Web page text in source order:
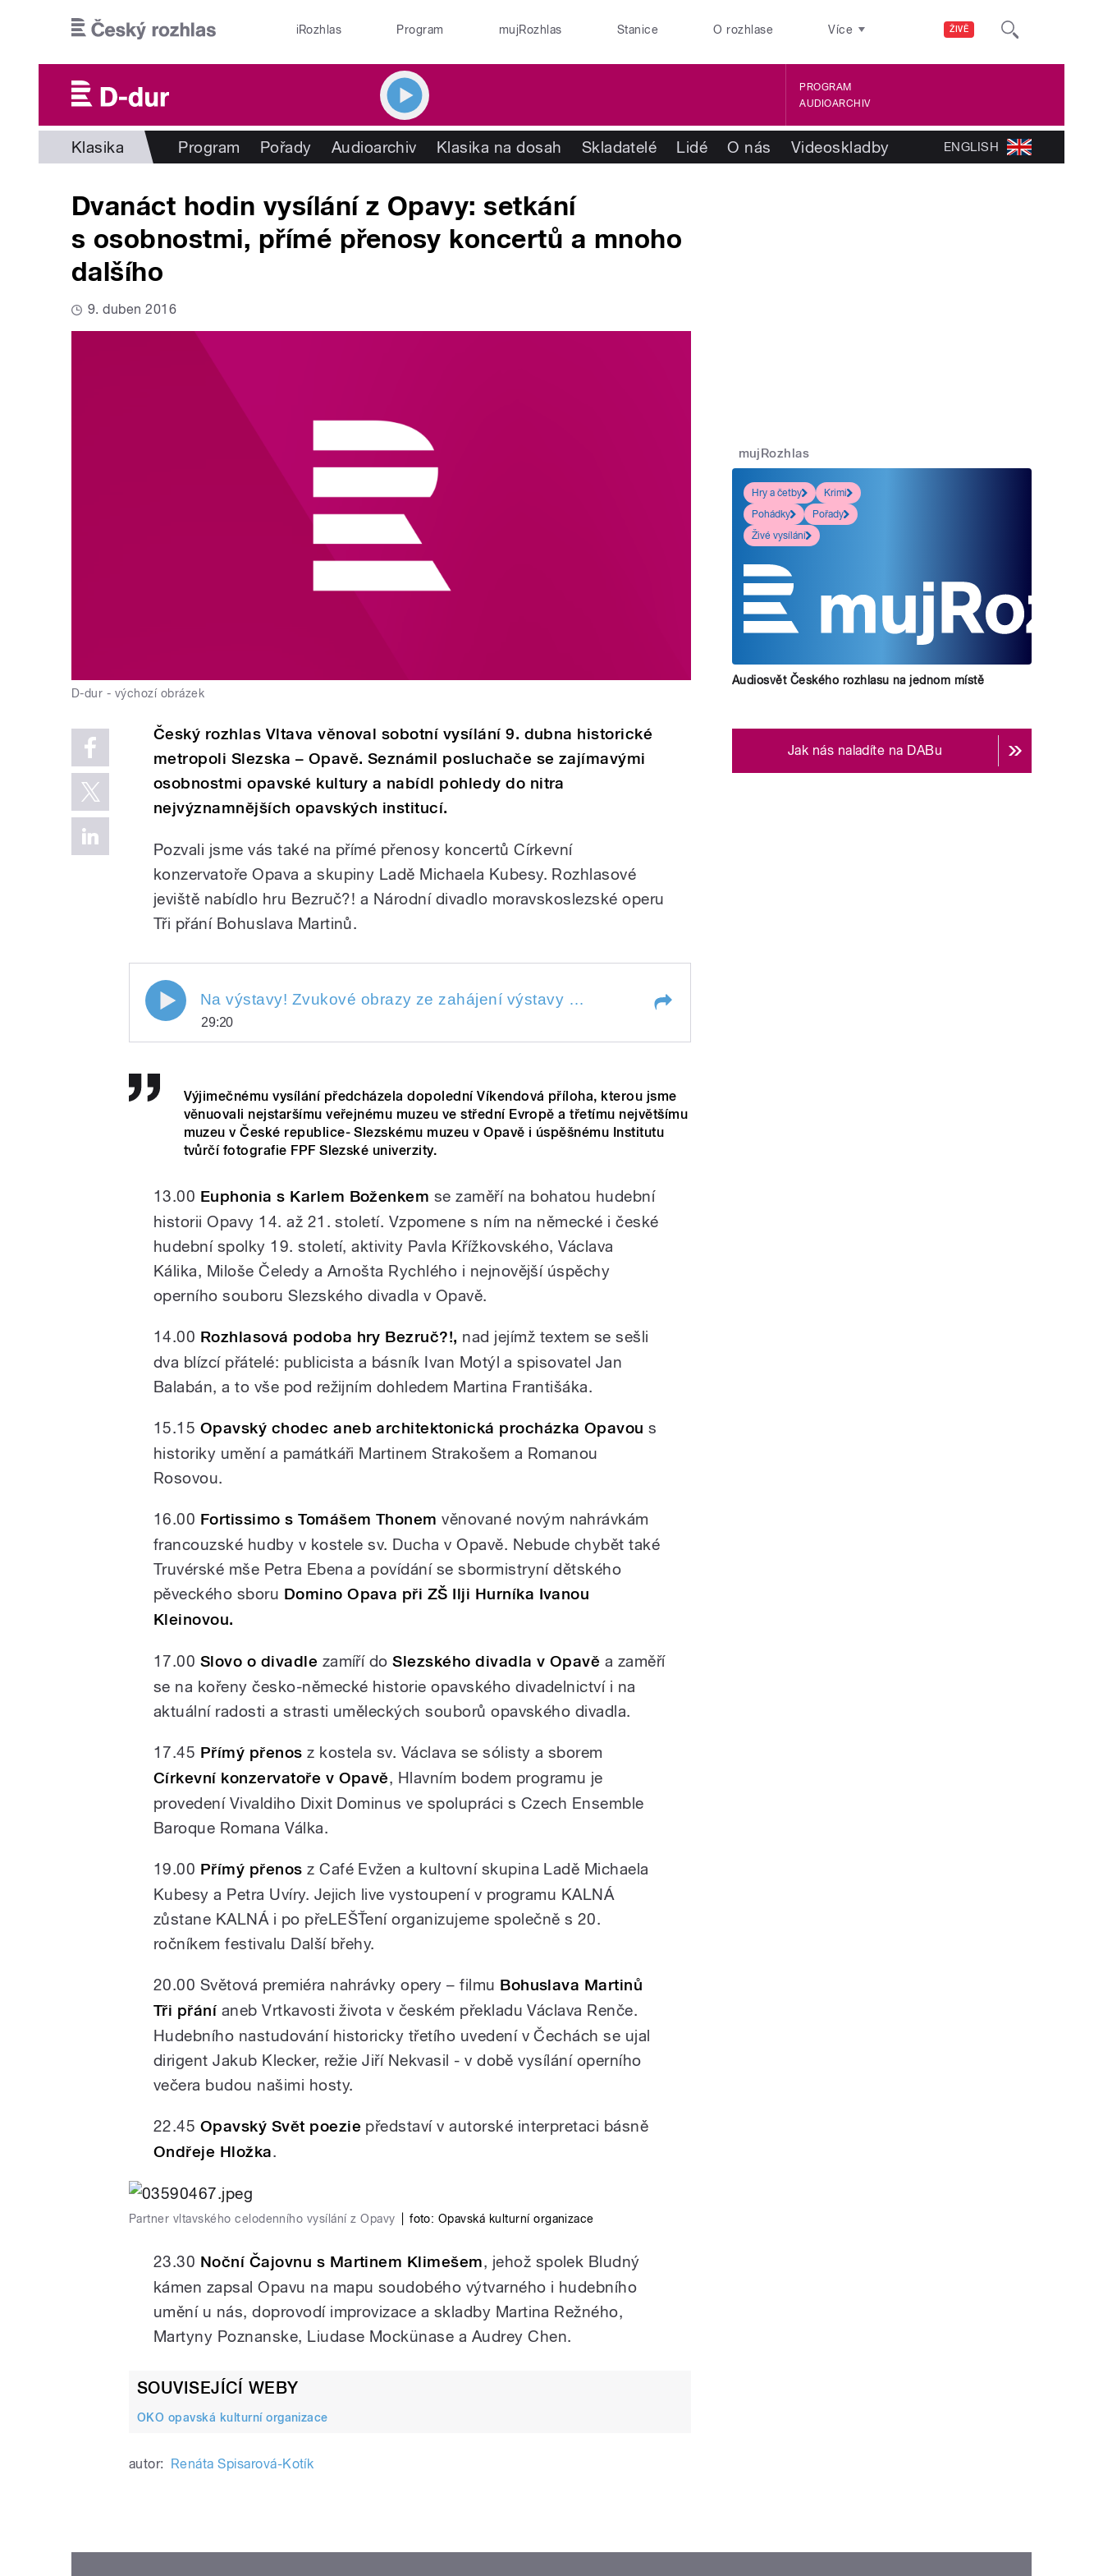
ŽIVĚ
iRozhlas Program mujRozhlas Stanice O rozhlase Více
PROGRAM
AUDIOARCHIV
Klasika Program Pořady Audioarchiv Klasika na dosah Skladatelé Lidé O nás Videoskladby ENGLISH
Dvanáct hodin vysílání z Opavy: setkání
s osobnostmi, přímé přenosy koncertů a mnoho
dalšího
9. duben 2016
D-dur - výchozí obrázek
Český rozhlas Vltava věnoval sobotní vysílání 9. dubna historické
metropoli Slezska – Opavě. Seznámil posluchače se zajímavými
osobnostmi opavské kultury a nabídl pohledy do nitra
nejvýznamnějších opavských institucí.
Pozvali jsme vás také na přímé přenosy koncertů Církevní
konzervatoře Opava a skupiny Ladě Michaela Kubesy. Rozhlasové
jeviště nabídlo hru Bezruč?! a Národní divadlo moravskoslezské operu
Tři přání Bohuslava Martinů.
pause
Na výstavy! Zvukové obrazy ze zahájení výstavy ke čtvrtstoletí činnosti Institutu tvůrčí fotografie FPF SU v Opavě v Art Centru Galerie 4 v Chebu; Rozhovory s Vladimírem Birgusem a Jindřichem Štreitem z opavské univerzity; Dokument o Jdřichu Štreitovi.
29:20
Výjimečnému vysílání předcházela dopolední Víkendová příloha, kterou jsme
věnuovali nejstaršímu veřejnému muzeu ve střední Evropě a třetímu největšímu
muzeu v České republice- Slezskému muzeu v Opavě i úspěšnému Institutu
tvůrčí fotografie FPF Slezské univerzity.
13.00 Euphonia s Karlem Boženkem se zaměří na bohatou hudební
historii Opavy 14. až 21. století. Vzpomene s ním na německé i české
hudební spolky 19. století, aktivity Pavla Křížkovského, Václava
Kálika, Miloše Čeledy a Arnošta Rychlého i nejnovější úspěchy
operního souboru Slezského divadla v Opavě.
14.00 Rozhlasová podoba hry Bezruč?!, nad jejímž textem se sešli
dva blízcí přátelé: publicista a básník Ivan Motýl a spisovatel Jan
Balabán, a to vše pod režijním dohledem Martina Františáka.
15.15 Opavský chodec aneb architektonická procházka Opavou s
historiky umění a památkáři Martinem Strakošem a Romanou
Rosovou.
16.00 Fortissimo s Tomášem Thonem věnované novým nahrávkám
francouzské hudby v kostele sv. Ducha v Opavě. Nebude chybět také
Truvérské mše Petra Ebena a povídání se sbormistryní dětského
pěveckého sboru Domino Opava při ZŠ Ilji Hurníka Ivanou
Kleinovou.
17.00 Slovo o divadle zamíří doSlezského divadla v Opavě a zaměří
se na kořeny česko-německé historie opavského divadelnictví i na
aktuální radosti a strasti uměleckých souborů opavského divadla.
17.45 Přímý přenos z kostela sv. Václava se sólisty a sborem
Církevní konzervatoře v Opavě, Hlavním bodem programu je
provedení Vivaldiho Dixit Dominus ve spolupráci s Czech Ensemble
Baroque Romana Válka.
19.00 Přímý přenos z Café Evžen a kultovní skupina Ladě Michaela
Kubesy a Petra Uvíry. Jejich live vystoupení v programu KALNÁ
zůstane KALNÁ i po přeLEŠŤení organizujeme společně s 20.
ročníkem festivalu Další břehy.
20.00 Světová premiéra nahrávky opery – filmu Bohuslava Martinů
Tři přáníaneb Vrtkavosti života v českém překladu Václava Renče.
Hudebního nastudování historicky třetího uvedení v Čechách se ujal
dirigent Jakub Klecker, režie Jiří Nekvasil - v době vysílání operního
večera budou našimi hosty.
22.45 Opavský Svět poezie představí v autorské interpretaci básně
Ondřeje Hložka.
Partner vltavského celodenního vysílání z Opavy foto: Opavská kulturní organizace
23.30 Noční Čajovnu s Martinem Klimešem, jehož spolek Bludný
kámen zapsal Opavu na mapu soudobého výtvarného i hudebního
umění u nás, doprovodí improvizace a skladby Martina Režného,
Martyny Poznanske, Liudase Mockünase a Audrey Chen.
SOUVISEJÍCÍ WEBY
OKO opavská kulturní organizace
autor: Renáta Spisarová-Kotík
mujRozhlas
Hry a četby
Krimi
Pohádky
Pořady
Živé vysílání
Audiosvět Českého rozhlasu na jednom místě
Jak nás naladíte na DABu